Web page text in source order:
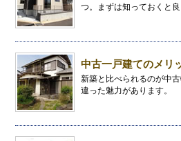
つ。まずは知っておくと良
中古一戸建てのメリ
新築と比べられるのが中
違った魅力があります。